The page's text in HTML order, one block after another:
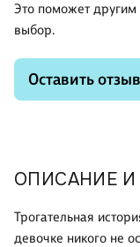
ОПИСАНИЕ И
Трогательная
девочке никого не
Это поможет другим
выбор.
Оставить отзыв